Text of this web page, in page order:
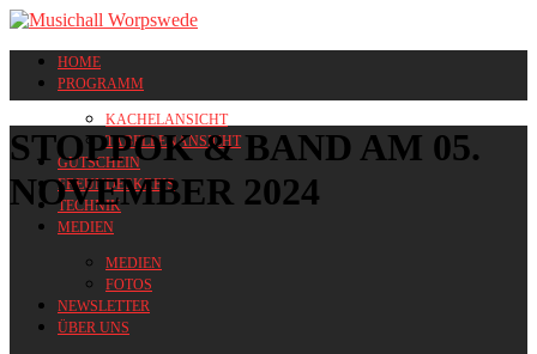
HOME
PROGRAMM
KACHELANSICHT
TABELLENANSICHT
GUTSCHEIN
FREUNDESKREIS
TECHNIK
MEDIEN
MEDIEN
FOTOS
NEWSLETTER
ÜBER UNS
STOPPOK & BAND AM 05.
NOVEMBER 2024